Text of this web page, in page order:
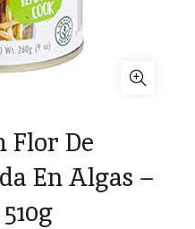
Flor De
En Algas –